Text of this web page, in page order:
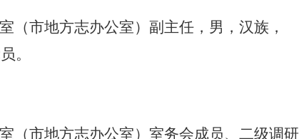
（市地方志办公室）副主任，男，汉族，
。
（市地方志办公室）室务会成员、二级调研